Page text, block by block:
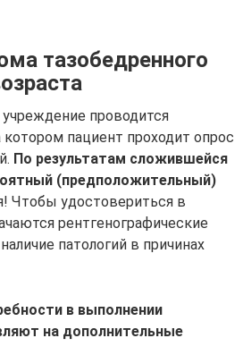
тазобедренного
проводится
котором пациент проходит опрос
По результатам сложившейся
(предположительный)
Чтобы удостовериться в
рентгенографические
патологий в причинах
в выполнении
на дополнительные